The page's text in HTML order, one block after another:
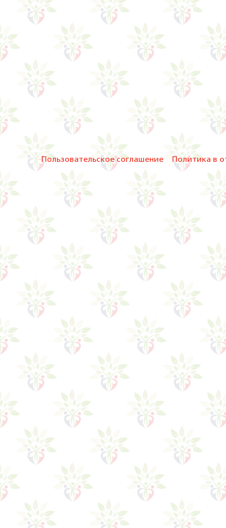
Пользовательское соглашение Политика в